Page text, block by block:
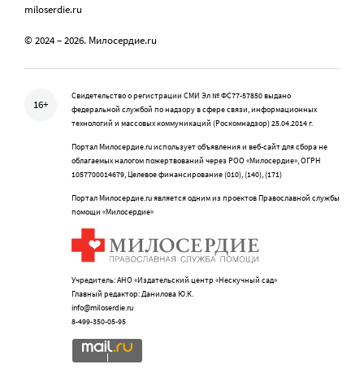
miloserdie.ru
© 2024 – 2026. Милосердие.ru
16+
Свидетельство о регистрации СМИ Эл № ФС77-57850 выдано
федеральной службой по надзору в сфере связи, информационных
технологий и массовых коммуникаций (Роскомнадзор) 25.04.2014 г.
Портал Милосердие.ru использует объявления и веб-сайт для сбора не
облагаемых налогом пожертвований через РОО «Милосердие», ОГРН
1057700014679, Целевое финансирование (010), (140), (171)
Портал Милосердие.ru является одним из проектов Православной службы
помощи «Милосердие»
Учредитель: АНО «Издательский центр «Нескучный сад»
Главный редактор: Данилова Ю.К.
info@miloserdie.ru
8-499-350-05-95